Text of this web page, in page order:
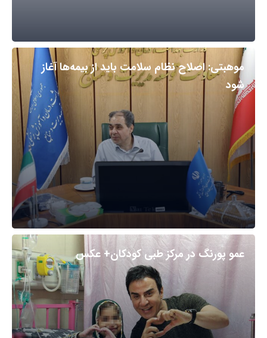
موهبتی: اصلاح نظام سلامت باید از بیمه‌ها آغاز
شود
عمو پورنگ در مرکز طبی کودکان+ عکس